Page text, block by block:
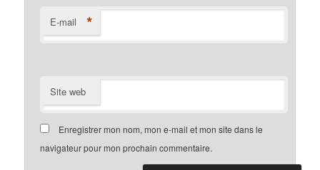
E-mail *
Site web
Enregistrer mon nom, mon e-mail et mon site dans le
navigateur pour mon prochain commentaire.